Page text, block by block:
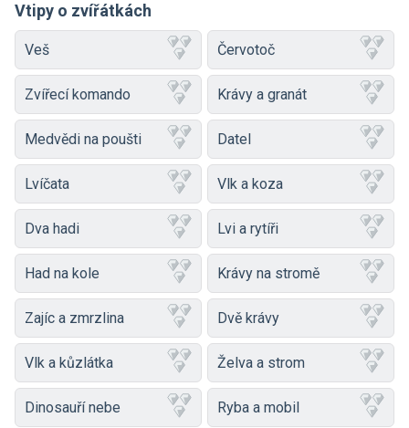
Vtipy o zvířátkách
Veš Červotoč
Zvířecí komando Krávy a granát
Medvědi na poušti Datel
Lvíčata Vlk a koza
Dva hadi Lvi a rytíři
Had na kole Krávy na stromě
Zajíc a zmrzlina Dvě krávy
Vlk a kůzlátka Želva a strom
Dinosauří nebe Ryba a mobil